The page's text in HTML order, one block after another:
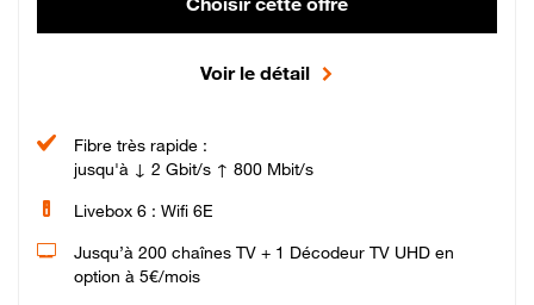
Voir le détail
Fibre très rapide :
jusqu'à ↓ 2 Gbit/s ↑ 800 Mbit/s
Livebox 6 : Wifi 6E
Jusqu’à 200 chaînes TV + 1 Décodeur TV UHD en
option à 5€/mois